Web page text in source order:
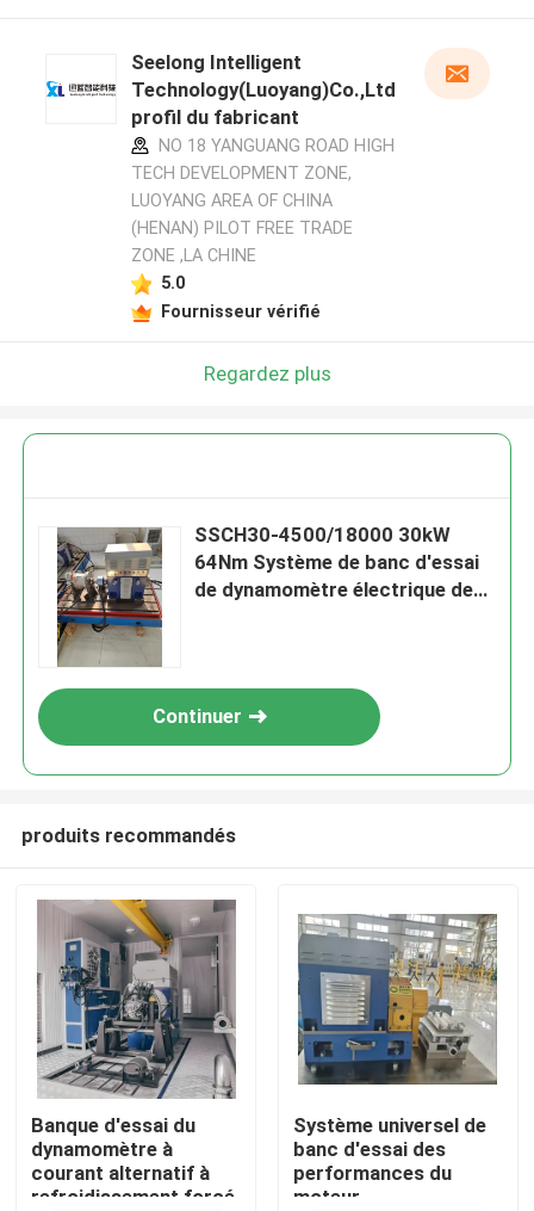
À la maison
Produits
Seelong Intelligent
Technology(Luoyang)Co.,Ltd
profil du fabricant
NO 18 YANGUANG ROAD HIGH
TECH DEVELOPMENT ZONE,
LUOYANG AREA OF CHINA
(HENAN) PILOT FREE TRADE
ZONE ,LA CHINE
5.0
Fournisseur vérifié
Regardez plus
SSCH30-4500/18000 30kW
64Nm Système de banc d'essai
de dynamomètre électrique de
tels que le couple et la
puissance
Continuer
produits recommandés
Banque d'essai du
dynamomètre à
courant alternatif à
refroidissement forcé
Système universel de
banc d'essai des
performances du
moteur